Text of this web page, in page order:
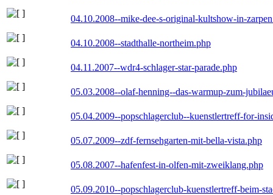
04.10.2008--mike-dee-s-original-kultshow-in-
04.10.2008--stadthalle-northeim.php
04.11.2007--wdr4-schlager-star-parade.php
05.03.2008--olaf-henning--das-warmup-zum-
05.04.2009--popschlagerclub--kuenstlertreff-for-
05.07.2009--zdf-fernsehgarten-mit-bella-vista.php
05.08.2007--hafenfest-in-olfen-mit-zweiklang.php
05.09.2010--popschlagerclub-kuenstlertreff-beim-